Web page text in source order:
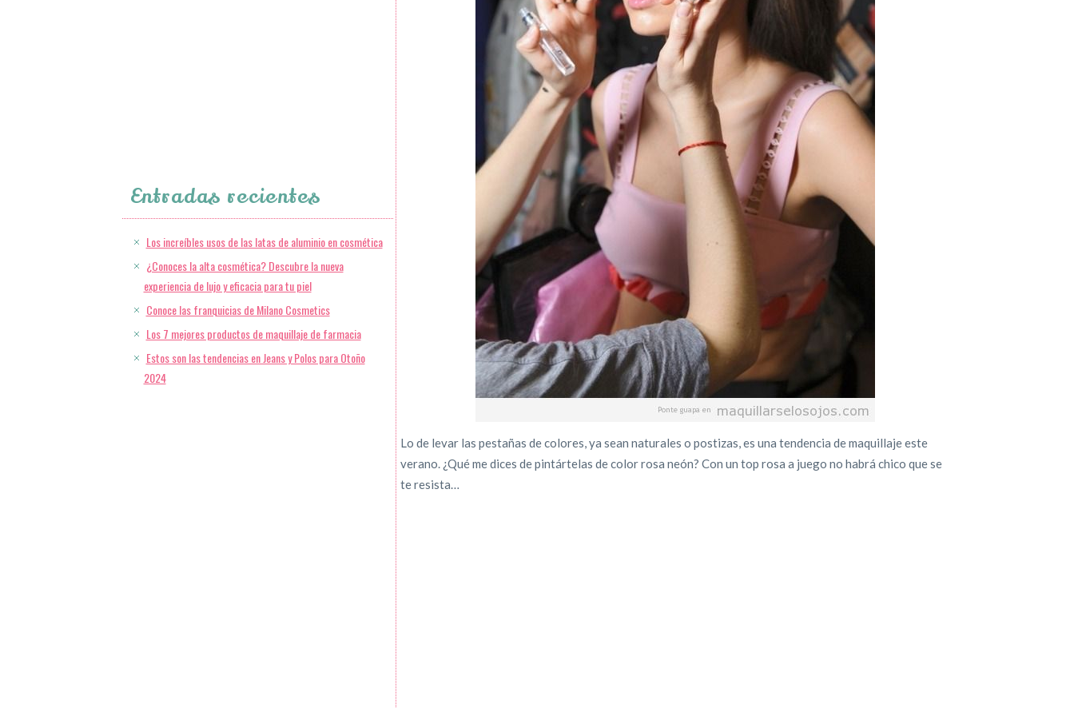
Entradas recientes
Los increíbles usos de las latas de aluminio en cosmética
¿Conoces la alta cosmética? Descubre la nueva
experiencia de lujo y eficacia para tu piel
Conoce las franquicias de Milano Cosmetics
Los 7 mejores productos de maquillaje de farmacia
Estos son las tendencias en Jeans y Polos para Otoño
2024
Lo de levar las pestañas de colores, ya sean naturales o postizas, es una tendencia de maquillaje este
verano. ¿Qué me dices de pintártelas de color rosa neón? Con un top rosa a juego no habrá chico que se
te resista…